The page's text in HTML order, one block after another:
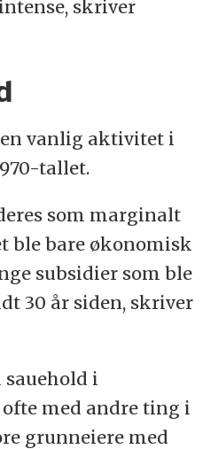
skriver
vanlig aktivitet i
tallet.
som marginalt
ble bare økonomisk
subsidier som ble
30 år siden, skriver
sauehold i
med andre ting i
grunneiere med